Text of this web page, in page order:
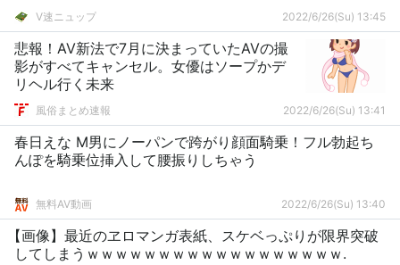
V速ニュップ 2022/6/26(Su) 13:45
悲報！AV新法で7月に決まっていたAVの撮
影がすべてキャンセル。女優はソープかデ
リヘル行く未来
風俗まとめ速報 2022/6/26(Su) 13:41
春日えな M男にノーパンで跨がり顔面騎乗！フル勃起ち
んぽを騎乗位挿入して腰振りしちゃう
無料AV動画 2022/6/26(Su) 13:40
【画像】最近のヱロマンガ表紙、スケベっぷりが限界突破
してしまうｗｗｗｗｗｗｗｗｗｗｗｗｗｗｗｗｗｗ.